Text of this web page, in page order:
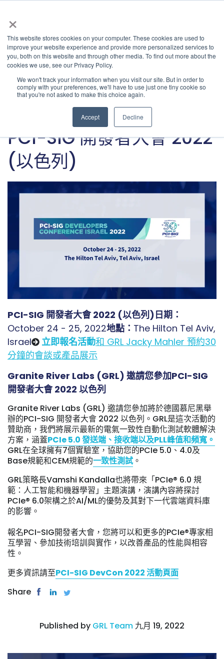
×
This website stores cookies on your computer. These cookies are used to
improve your website experience and provide more personalized services to
you, both on this website and through other media. To find out more about the
cookies we use, see our Privacy Policy.
We won't track your information when you visit our site. But in order to
comply with your preferences, we'll have to use just one tiny cookie so
that you're not asked to make this choice again.
Accept Decline
Latest & Past Events | Granite River Labs» Latest
Articles
Categories
GRL Team
PCI-SIG 開發者大會 2022
(以色列)
PCI-SIG 開發者大會 2022 (以色列) 日期：
October 24 - 25, 2022地點： The Hilton Tel Aviv,
Israel
立即報名活動和 GRL Jacky Mahler 預約30
分鐘的會談或產品展示
Granite River Labs (GRL) 邀請您參加PCI-SIG
開發者大會 2022 以色列
Granite River Labs (GRL) 邀請您參加將於德國慕尼黑舉
辦的PCI-SIG 開發者大會 2022 以色列。GRL是這次活動的
贊助商，我們將展示最新的電氣一致性自動化測試軟體解決
方案，涵蓋PCIe 5.0 發送端、接收端以及PLL峰值和頻寬。
GRL在全球擁有7個實驗室，協助您的PCIe 5.0、4.0及
Base規範和CEM規範的一致性測試 。
GRL策略長Vamshi Kandalla也將帶來「PCIe® 6.0 規
範：人工智能和機器學習」主題演講，演講內容將探討
PCIe® 6.0架構之於AI/ML的優勢及其對下一代雲端資料庫
的影響。
報名PCI-SIG開發者大會，您將可以和更多的PCIe®專家相
互學習、參加技術培訓與實作，以改善產品的性能與相容
性。
更多資訊請至PCI-SIG DevCon 2022 活動頁面
Share
Published by GRL Team九月 19, 2022